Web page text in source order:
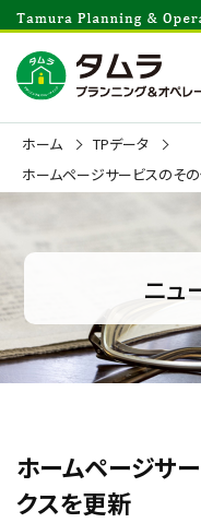
ホーム
TPデータ
ホームページサービスのその
ニュ
ホームページサ
クスを更新